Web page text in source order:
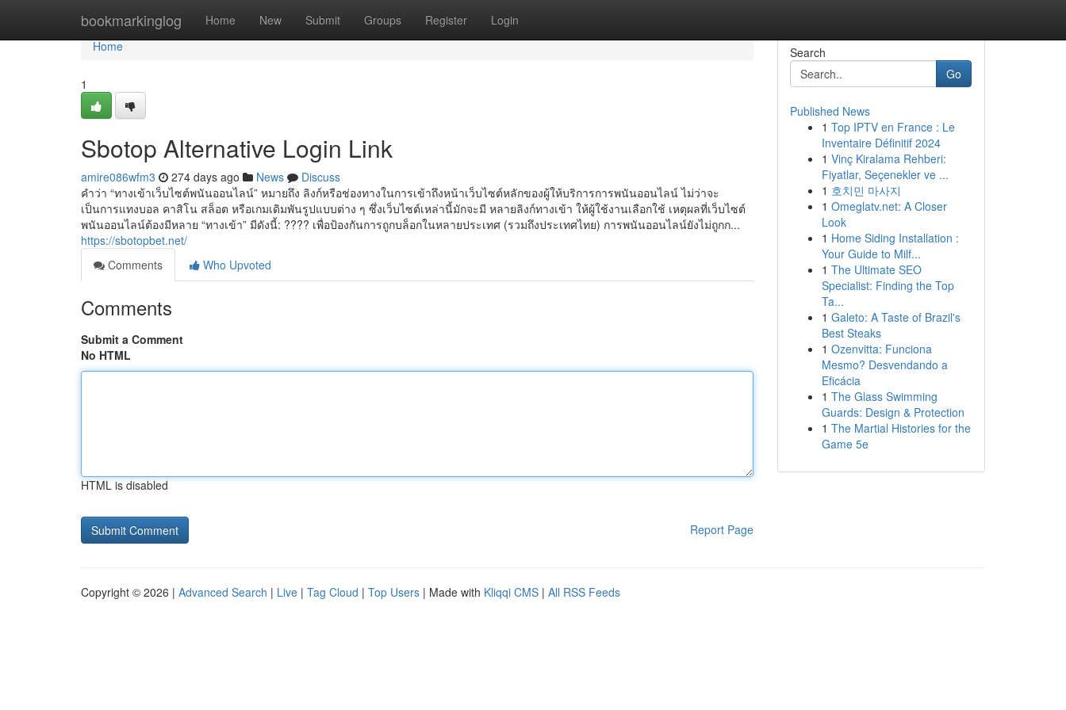
bookmarkinglog Home New Submit Groups Register Login
Home
Home
1
Sbotop Alternative Login Link
amire086wfm3 274 days ago News
Discuss
คำว่า “ทางเข้าเว็บไซต์พนันออนไลน์” หมายถึง ลิงก์หรือช่องทางในการเข้าถึงหน้าเว็บไซต์หลักของผู้ให้บริการการพนันออนไลน์ ไม่ว่าจะ
เป็นการแทงบอล คาสิโน สล็อต หรือเกมเดิมพันรูปแบบต่าง ๆ ซึ่งเว็บไซต์เหล่านี้มักจะมี หลายลิงก์ทางเข้า ให้ผู้ใช้งานเลือกใช้ เหตุผลที่เว็บไซต์
พนันออนไลน์ต้องมีหลาย “ทางเข้า” มีดังนี้: ???? เพื่อป้องกันการถูกบล็อกในหลายประเทศ (รวมถึงประเทศไทย) การพนันออนไลน์ยังไม่ถูกก...
https://sbotopbet.net/
Comments
Who Upvoted
Comments
Submit a Comment
No HTML
HTML is disabled
Report Page
Search
Go
Published News
1 Top IPTV en France : Le
Inventaire Définitif 2024
1 Vinç Kiralama Rehberi:
Fiyatlar, Seçenekler ve ...
1 호치민 마사지
1 Omeglatv.net: A Closer
Look
1 Home Siding Installation :
Your Guide to Milf...
1 The Ultimate SEO
Specialist: Finding the Top
Ta...
1 Galeto: A Taste of Brazil's
Best Steaks
1 Ozenvitta: Funciona
Mesmo? Desvendando a
Eficácia
1 The Glass Swimming
Guards: Design & Protection
1 The Martial Histories for the
Game 5e
Copyright © 2026 | Advanced Search | Live | Tag Cloud | Top Users | Made with Kliqqi CMS | All RSS Feeds